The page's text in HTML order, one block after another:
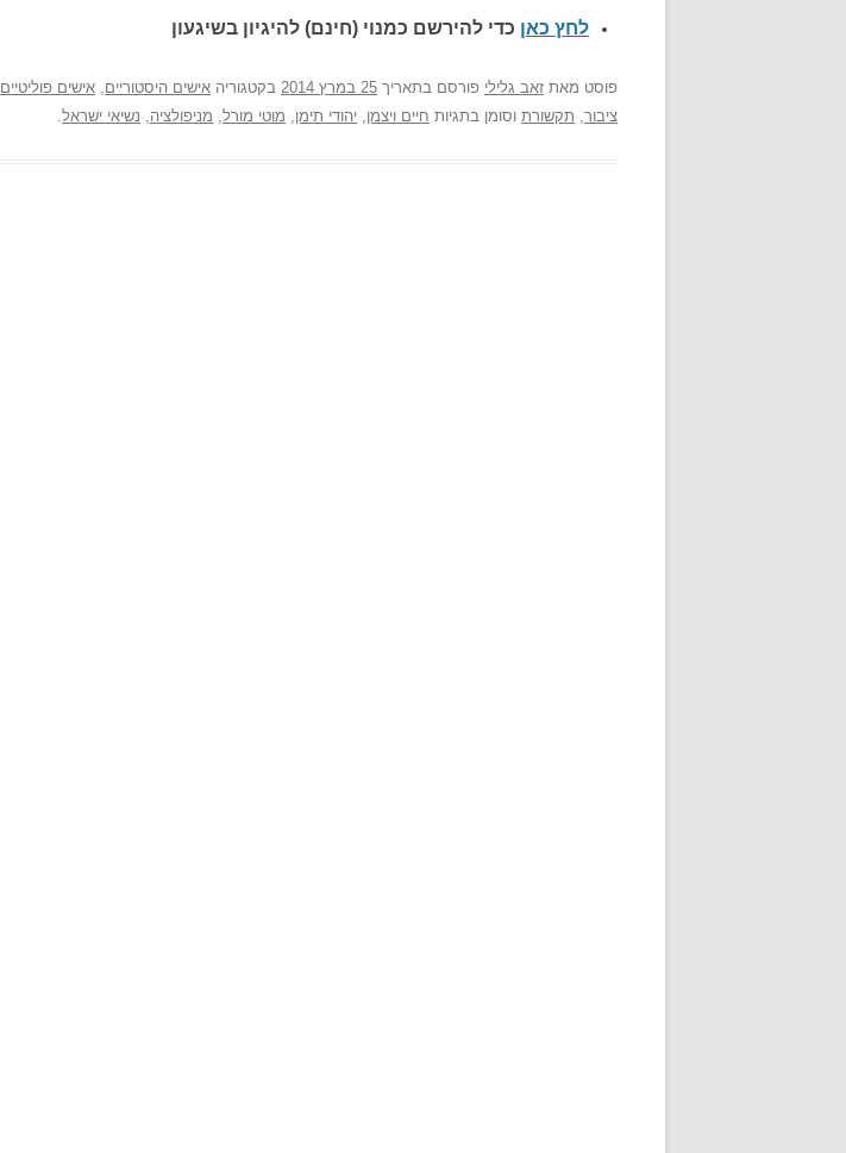
לחץ כאן כדי להירשם כמנוי (חינם) להיגיון בשיגעון
פוסט מאת זאב גלילי פורסם בתאריך 25 במרץ 2014 בקטגוריה אישים היסטוריים, אישים פוליטיים
ציבור, תקשורת וסומן בתגיות חיים ויצמן, יהודי תימן, מוטי מורל, מניפולציה, נשיאי ישראל.